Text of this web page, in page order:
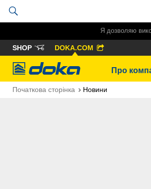
Я дозволяю
SHOP DOKA.COM
Doka
Про
Початкова сторінка Новини